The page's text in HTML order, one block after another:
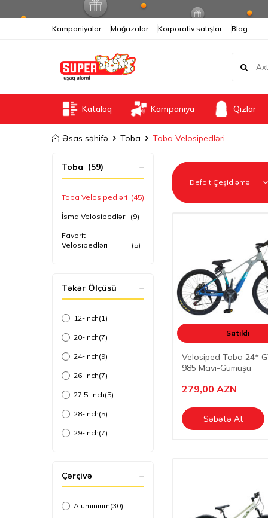
Kampaniyalar Mağazalar Korporativ satışlar Blog
Kataloq Kampaniya Qızlar
Əsas səhifə Toba Toba Velosipedləri
Toba (59)
Toba Velosipedləri (45)
İsma Velosipedləri (9)
Favorit
Velosipedləri
(5)
Təkər Ölçüsü
12-inch(1)
20-inch(7)
24-inch(9)
26-inch(7)
27.5-inch(5)
28-inch(5)
29-inch(7)
Çərçivə
Alüminium(30)
Satıldı
Velosiped Toba 24*
985 Mavi-Gümüşü
279,00 AZN
Səbətə At